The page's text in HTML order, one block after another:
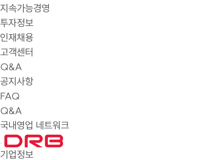
지속가능경영
투자정보
인재채용
고객센터
Q&A
공지사항
FAQ
Q&A
국내영업 네트워크
기업정보